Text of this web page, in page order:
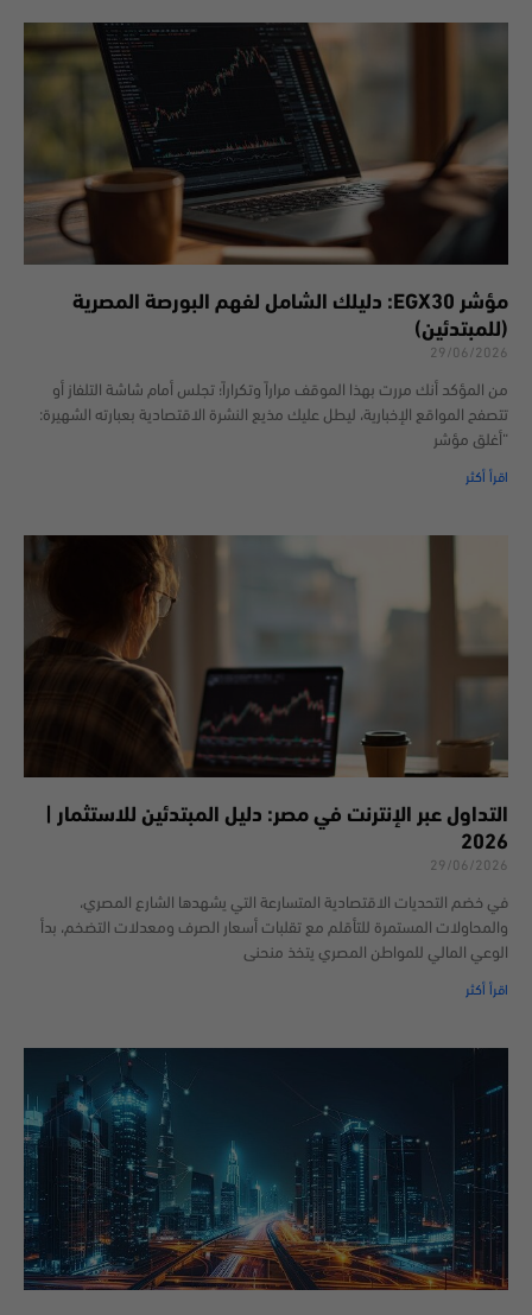
مؤشر EGX30: دليلك الشامل لفهم البورصة المصرية
(للمبتدئين)
29/06/2026
من المؤكد أنك مررت بهذا الموقف مراراً وتكراراً؛ تجلس أمام شاشة التلفاز أو
تتصفح المواقع الإخبارية، ليطل عليك مذيع النشرة الاقتصادية بعبارته الشهيرة:
“أغلق مؤشر
اقرأ أكثر
التداول عبر الإنترنت في مصر: دليل المبتدئين للاستثمار |
2026
29/06/2026
في خضم التحديات الاقتصادية المتسارعة التي يشهدها الشارع المصري،
والمحاولات المستمرة للتأقلم مع تقلبات أسعار الصرف ومعدلات التضخم، بدأ
الوعي المالي للمواطن المصري يتخذ منحنى
اقرأ أكثر